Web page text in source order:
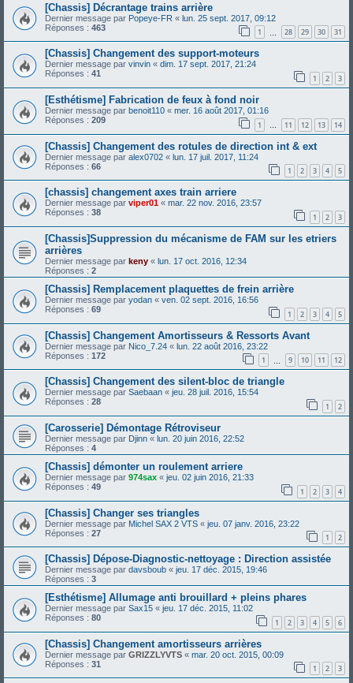
[Chassis] Décrantage trains arrière
Dernier message par Popeye-FR « lun. 25 sept. 2017, 09:12
Réponses : 463 1 28 29 30 31
[Chassis] Changement des support-moteurs
Dernier message par vinvin « dim. 17 sept. 2017, 21:24
Réponses : 41 1 2 3
[Esthétisme] Fabrication de feux à fond noir
Dernier message par benoit110 « mer. 16 août 2017, 01:16
Réponses : 209 1 … 11 12 13 14
[Chassis] Changement des rotules de direction int & ext
Dernier message par alex0702 « lun. 17 juil. 2017, 11:24
Réponses : 66 1 2 3 4 5
[chassis] changement axes train arriere
Dernier message par viper01 « mar. 22 nov. 2016, 23:57
Réponses : 38 1 2 3
[Chassis]Suppression du mécanisme de FAM sur les etriers
arrières
Dernier message par keny « lun. 17 oct. 2016, 12:34
Réponses : 2
[Chassis] Remplacement plaquettes de frein arrière
Dernier message par yodan « ven. 02 sept. 2016, 16:56
Réponses : 69 1 2 3 4 5
[Chassis] Changement Amortisseurs & Ressorts Avant
Dernier message par Nico_7.24 « lun. 22 août 2016, 23:22
Réponses : 172 1 9 10 11 12
[Chassis] Changement des silent-bloc de triangle
Dernier message par Saebaan « jeu. 28 juil. 2016, 15:54
Réponses : 28 1 2
[Carosserie] Démontage Rétroviseur
Dernier message par Djinn « lun. 20 juin 2016, 22:52
Réponses : 4
[Chassis] démonter un roulement arriere
Dernier message par 974sax « jeu. 02 juin 2016, 21:33
Réponses : 49 1 2 3 4
[Chassis] Changer ses triangles
Dernier message par Michel SAX 2 VTS « jeu. 07 janv. 2016, 23:22
Réponses : 27 1 2
[Chassis] Dépose-Diagnostic-nettoyage : Direction assistée
Dernier message par davsboub « jeu. 17 déc. 2015, 19:46
Réponses : 3
[Esthétisme] Allumage anti brouillard + pleins phares
Dernier message par Sax15 « jeu. 17 déc. 2015, 11:02
Réponses : 80 1 2 3 4 5 6
[Chassis] Changement amortisseurs arrières
Dernier message par GRIZZLYVTS « mar. 20 oct. 2015, 00:09
Réponses : 31 1 2 3